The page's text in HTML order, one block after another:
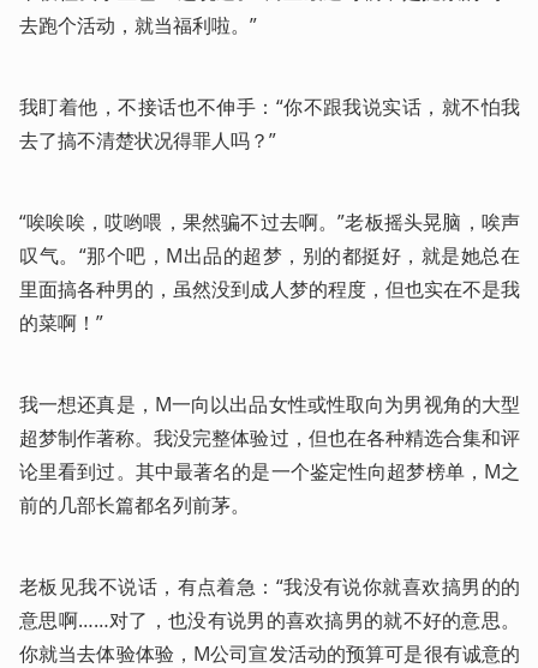
去跑个活动，就当福利啦。”
我盯着他，不接话也不伸手：“你不跟我说实话，就不怕我
去了搞不清楚状况得罪人吗？”
“唉唉唉，哎哟喂，果然骗不过去啊。”老板摇头晃脑，唉声
叹气。“那个吧，M出品的超梦，别的都挺好，就是她总在
里面搞各种男的，虽然没到成人梦的程度，但也实在不是我
的菜啊！”
我一想还真是，M一向以出品女性或性取向为男视角的大型
超梦制作著称。我没完整体验过，但也在各种精选合集和评
论里看到过。其中最著名的是一个鉴定性向超梦榜单，M之
前的几部长篇都名列前茅。
老板见我不说话，有点着急：“我没有说你就喜欢搞男的的
意思啊……对了，也没有说男的喜欢搞男的就不好的意思。
你就当去体验体验，M公司宣发活动的预算可是很有诚意的